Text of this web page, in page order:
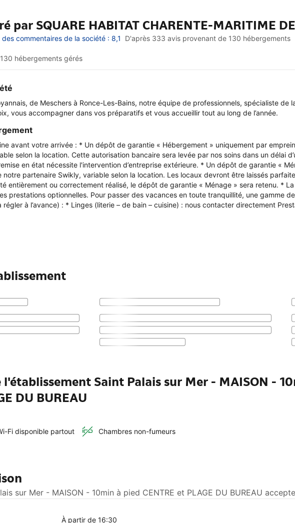
par SQUARE HABITAT CHARENTE-MARITIME
des commentaires de la société : 8,1 D'après 333 avis provenant de 130 hébergements
130 hébergements gérés
de Meschers à Ronce-Les-Bains, notre équipe de professionnels, spécialiste
vous accompagner dans vos préparatifs et vous accueillir tout au long de l’année.
avant votre arrivée : * Un dépôt de garantie « Hébergement » uniquement par
selon la location. Cette autorisation bancaire sera levée par nos soins dans un délai
en état nécessite l'intervention d’entreprise extérieure. * Un dépôt de garantie «
partenaire Swikly, variable selon la location. Les locaux devront être laissés
entièrement ou correctement réalisé, le dépôt de garantie « Ménage » sera retenu. *
prestations optionnelles. Pour passer des vacances en toute tranquillité, une gamme
à l’avance) : * Linges (literie – de bain – cuisine) : nous contacter directement
Saint Palais sur Mer - MAISON -
DU BUREAU
Fi disponible partout Chambres non-fumeurs
sur Mer - MAISON - 10min à pied CENTRE et PLAGE DU BUREAU
À partir de 16:30